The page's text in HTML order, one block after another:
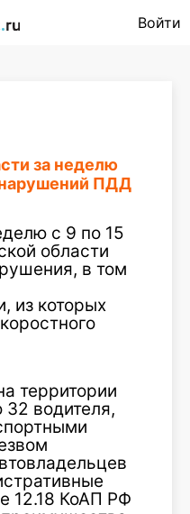
Войти
за неделю
ПДД
с 9 по 15
области
в том
из которых
территории
водителя,
12.18 КоАП РФ